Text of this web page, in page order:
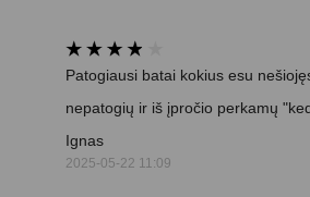
Patogiausi batai kokius esu
nepatogių ir iš įpročio perkamų
Ignas
2025-05-22 11:09